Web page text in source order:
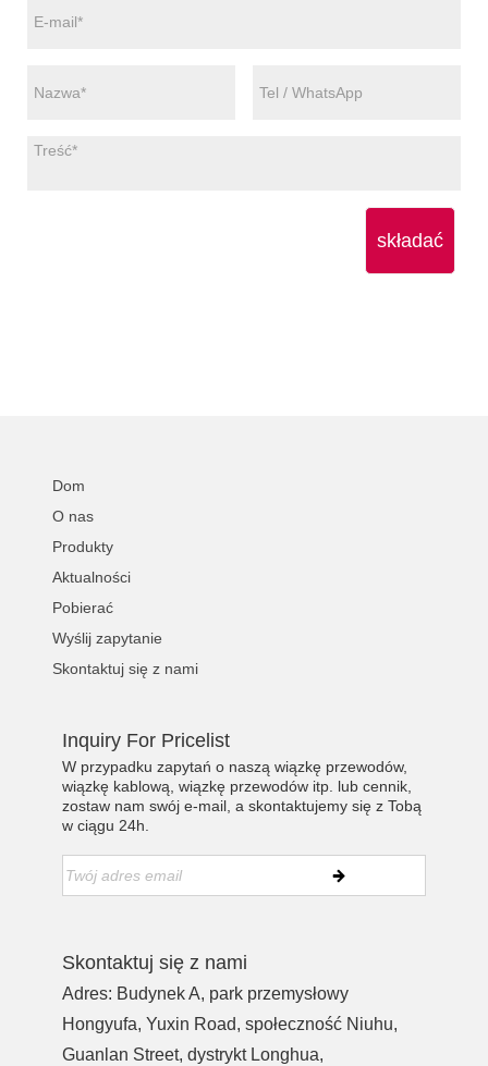
składać
Dom
O nas
Produkty
Aktualności
Pobierać
Wyślij zapytanie
Skontaktuj się z nami
Inquiry For Pricelist
W przypadku zapytań o naszą wiązkę przewodów,
wiązkę kablową, wiązkę przewodów itp. lub cennik,
zostaw nam swój e-mail, a skontaktujemy się z Tobą
w ciągu 24h.
Skontaktuj się z nami
Adres: Budynek A, park przemysłowy
Hongyufa, Yuxin Road, społeczność Niuhu,
Guanlan Street, dystrykt Longhua,